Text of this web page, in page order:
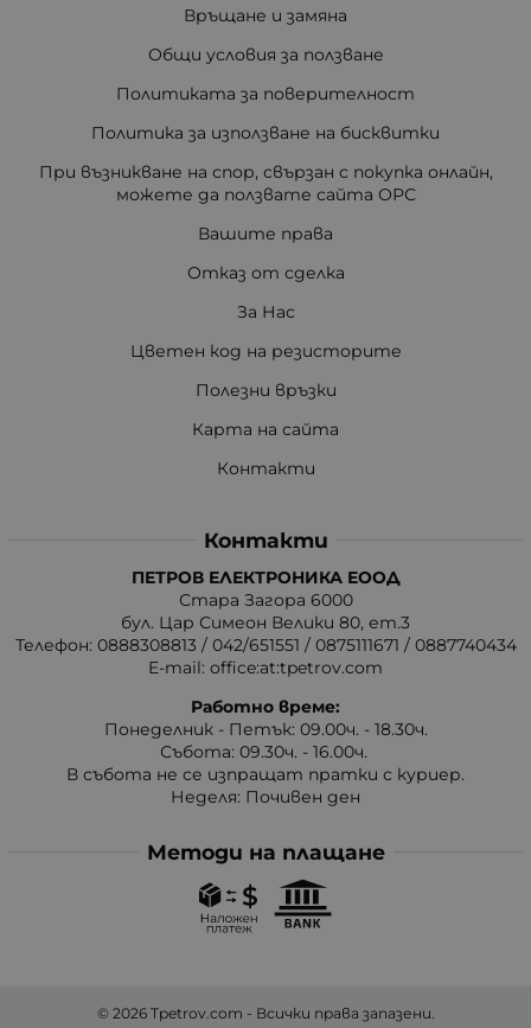
Връщане и замяна
Общи условия за ползване
Политиката за поверителност
Политика за използване на бисквитки
При възникване на спор, свързан с покупка онлайн,
можете да ползвате сайта ОРС
Вашите права
Отказ от сделка
За Нас
Цветен код на резисторите
Полезни връзки
Карта на сайта
Контакти
Контакти
ПЕТРОВ ЕЛЕКТРОНИКА ЕООД
Стара Загора 6000
бул. Цар Симеон Велики 80, ет.3
Телефон: 0888308813 / 042/651551 / 0875111671 / 0887740434
E-mail: office:at:tpetrov.com
Работно време:
Понеделник - Петък: 09.00ч. - 18.30ч.
Събота: 09.30ч. - 16.00ч.
В събота не се изпращат пратки с куриер.
Неделя: Почивен ден
Методи на плащане
© 2026 Tpetrov.com - Всички права запазени.